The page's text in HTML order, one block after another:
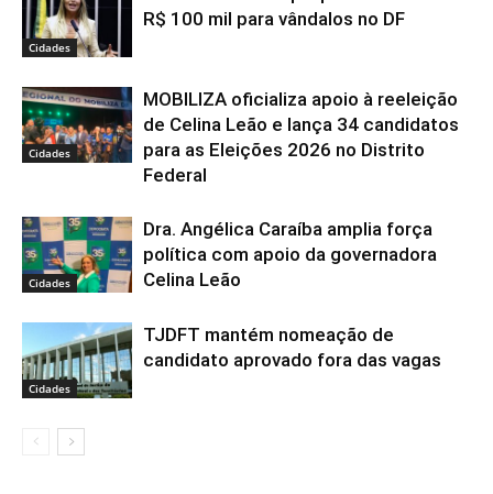
Cidades
R$ 100 mil para vândalos no DF
Cidades
MOBILIZA oficializa apoio à reeleição
de Celina Leão e lança 34 candidatos
para as Eleições 2026 no Distrito
Federal
Cidades
Dra. Angélica Caraíba amplia força
política com apoio da governadora
Celina Leão
Cidades
TJDFT mantém nomeação de
candidato aprovado fora das vagas